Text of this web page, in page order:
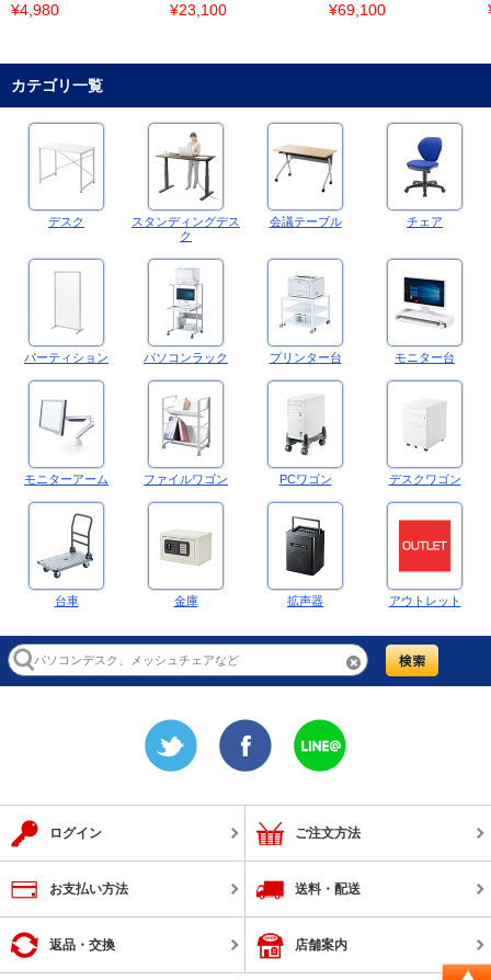
¥4,980 ¥23,100 ¥69,100
カテゴリ一覧
デスク
スタンディングデス
ク
会議テーブル チェア
パーティション パソコンラック プリンター台 モニター台
モニターアーム ファイルワゴン PCワゴン デスクワゴン
台車 金庫 拡声器 アウトレット
ログイン ご注文方法
お支払い方法 送料・配送
返品・交換 店舗案内